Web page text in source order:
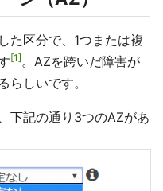
た区分で、1つまたは複
1 。AZを跨いだ障害が
らしいです。
下記の通り3つのAZがあ